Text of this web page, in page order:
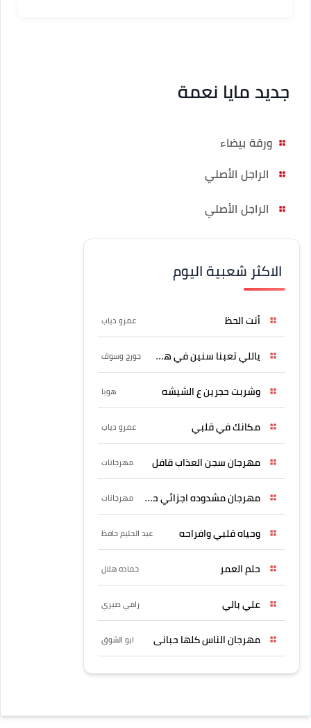
جديد مايا نعمة
ورقة بيضاء
الراجل الأصلي
الراجل الأصلي
الاكثر شعبية اليوم
أنت الحظ عمرو دياب
ياللي تعبنا سنين في هواه جورج وسوف
وشربت حجرين ع الشيشه هوبا
مكانك في قلبي عمرو دياب
مهرجان سجن العذاب قافل مهرجانات
مهرجان مشدوده اجزائي حربونى مهرجانات
وحياه قلبي وافراحه عبد الحليم حافظ
حلم العمر حماده هلال
علي بالي رامي صبري
مهرجان الناس كلها حبانى ابو الشوق